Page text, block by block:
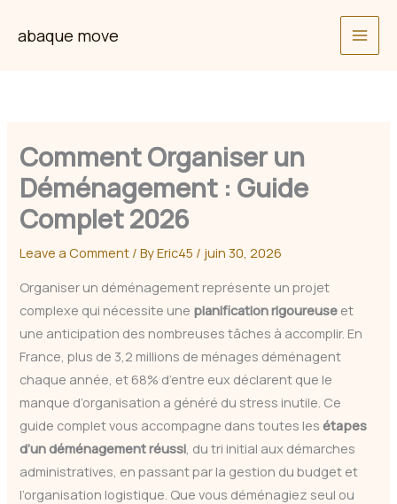
abaque move
Comment Organiser un
Déménagement : Guide
Complet 2026
Leave a Comment / ByEric45 / juin 30, 2026
Organiser un déménagement représente un projet
complexe qui nécessite une planification rigoureuse et
une anticipation des nombreuses tâches à accomplir. En
France, plus de 3,2 millions de ménages déménagent
chaque année, et 68% d’entre eux déclarent que le
manque d’organisation a généré du stress inutile. Ce
guide complet vous accompagne dans toutes lesétapes
d’un déménagement réussi , du tri initial aux démarches
administratives, en passant par la gestion du budget et
l’organisation logistique. Que vous déménagiez seul ou